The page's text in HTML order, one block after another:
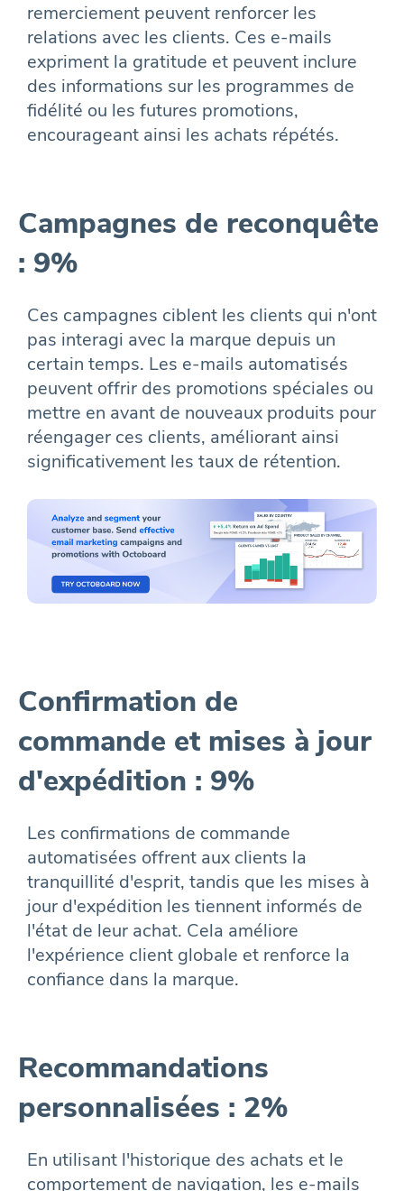
remerciement peuvent renforcer les
relations avec les clients. Ces e-mails
expriment la gratitude et peuvent inclure
des informations sur les programmes de
fidélité ou les futures promotions,
encourageant ainsi les achats répétés.
Campagnes de reconquête
: 9%
Ces campagnes ciblent les clients qui n'ont
pas interagi avec la marque depuis un
certain temps. Les e-mails automatisés
peuvent offrir des promotions spéciales ou
mettre en avant de nouveaux produits pour
réengager ces clients, améliorant ainsi
significativement les taux de rétention.
Confirmation de
commande et mises à jour
d'expédition : 9%
Les confirmations de commande
automatisées offrent aux clients la
tranquillité d'esprit, tandis que les mises à
jour d'expédition les tiennent informés de
l'état de leur achat. Cela améliore
l'expérience client globale et renforce la
confiance dans la marque.
Recommandations
personnalisées : 2%
En utilisant l'historique des achats et le
comportement de navigation, les e-mails